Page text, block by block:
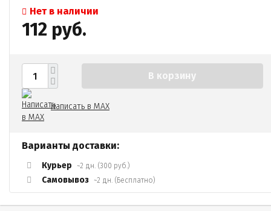
Нет в наличии
112 руб.
В корзину
Написать в MAX
Варианты доставки:
Курьер ~2 дн. (300 руб.)
Самовывоз ~2 дн. (Бесплатно)